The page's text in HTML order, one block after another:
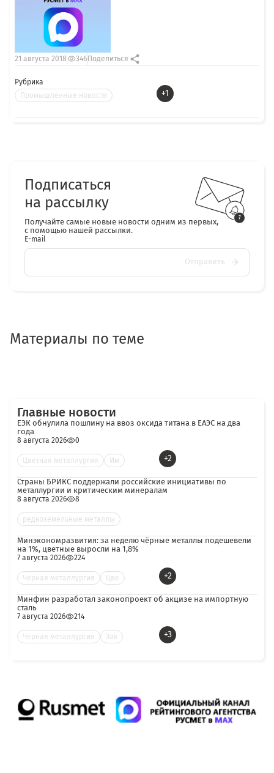
Рубрика
Промышленные новости
+1
21 августа 2018 346 Поделиться
Подписаться
на рассылку
Получайте самые новые новости одним из первых,
с помощью нашей рассылки.
E-mail
Отправить
Материалы по теме
Главные новости
ЕЭК обнулила пошлину на ввоз оксида титана в ЕАЭС на два
года
8 августа 2026 0
Цветная металлургия Им +2
Страны БРИКС поддержали российские инициативы по
металлургии и критическим минералам
8 августа 2026 8
редкоземельные металлы
Минэкономразвития: за неделю чёрные металлы подешевели
на 1%, цветные выросли на 1,8%
7 августа 2026 224
Черная металлургия Цве +2
Минфин разработал законопроект об акцизе на импортную
сталь
7 августа 2026 214
Черная металлургия Зак +3